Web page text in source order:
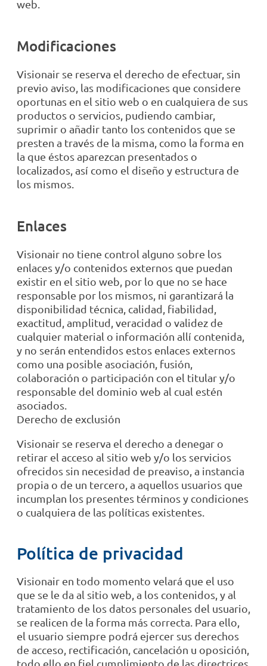
web.
Modificaciones
Visionair se reserva el derecho de efectuar, sin
previo aviso, las modificaciones que considere
oportunas en el sitio web o en cualquiera de sus
productos o servicios, pudiendo cambiar,
suprimir o añadir tanto los contenidos que se
presten a través de la misma, como la forma en
la que éstos aparezcan presentados o
localizados, así como el diseño y estructura de
los mismos.
Enlaces
Visionair no tiene control alguno sobre los
enlaces y/o contenidos externos que puedan
existir en el sitio web, por lo que no se hace
responsable por los mismos, ni garantizará la
disponibilidad técnica, calidad, fiabilidad,
exactitud, amplitud, veracidad o validez de
cualquier material o información allí contenida,
y no serán entendidos estos enlaces externos
como una posible asociación, fusión,
colaboración o participación con el titular y/o
responsable del dominio web al cual estén
asociados.
Derecho de exclusión
Visionair se reserva el derecho a denegar o
retirar el acceso al sitio web y/o los servicios
ofrecidos sin necesidad de preaviso, a instancia
propia o de un tercero, a aquellos usuarios que
incumplan los presentes términos y condiciones
o cualquiera de las políticas existentes.
Política de privacidad
Visionair en todo momento velará que el uso
que se le da al sitio web, a los contenidos, y al
tratamiento de los datos personales del usuario,
se realicen de la forma más correcta. Para ello,
el usuario siempre podrá ejercer sus derechos
de acceso, rectificación, cancelación u oposición,
todo ello en fiel cumplimiento de las directrices